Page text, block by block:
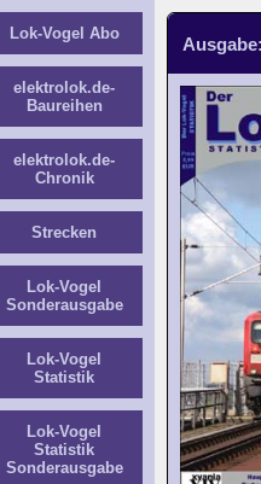
Lok-Vogel Abo
elektrolok.de-
Baureihen
elektrolok.de-
Chronik
Strecken
Lok-Vogel
Sonderausgabe
Lok-Vogel
Statistik
Lok-Vogel
Statistik
Sonderausgabe